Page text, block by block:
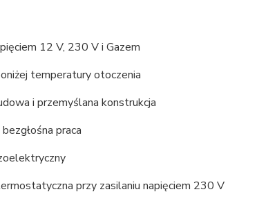
12 V, 230 V i Gazem
temperatury otoczenia
i przemyślana konstrukcja
praca
przy zasilaniu napięciem 230 V